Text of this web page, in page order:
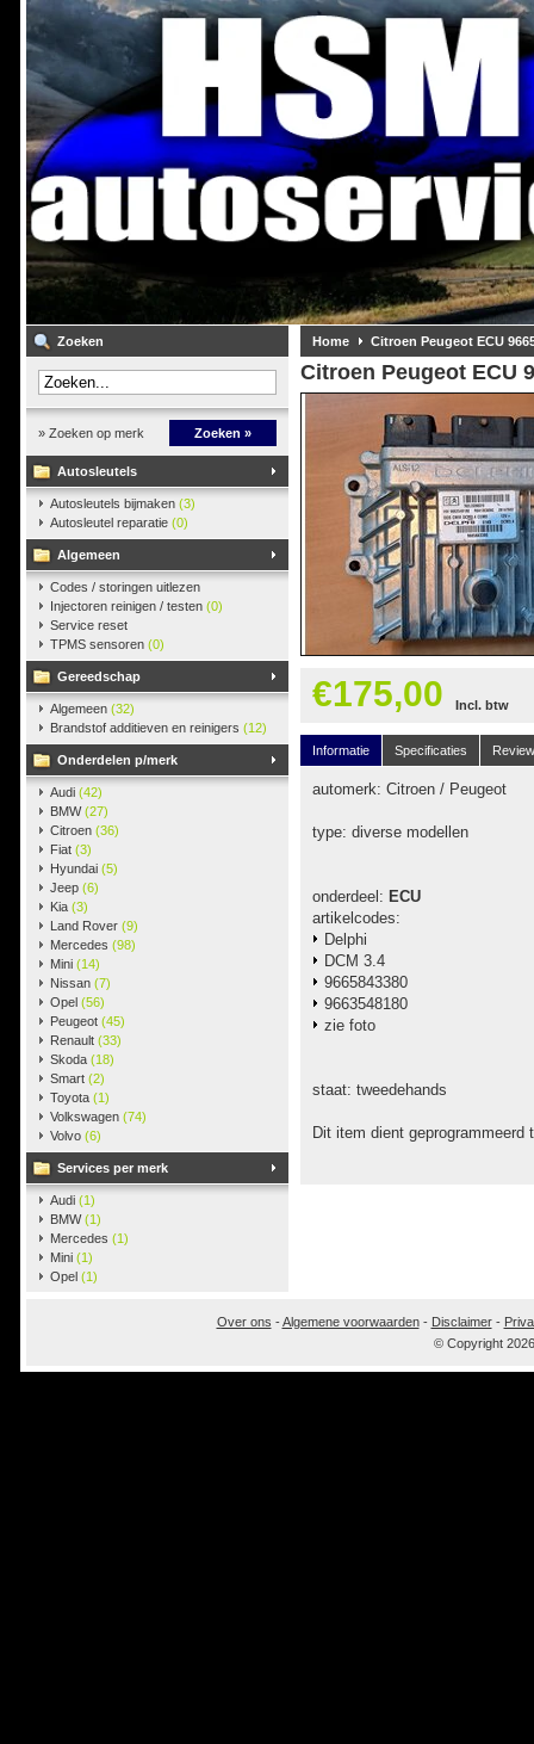
Zoeken
» Zoeken op merk Zoeken »
Autosleutels
Autosleutels bijmaken (3)
Autosleutel reparatie (0)
Algemeen
Codes / storingen uitlezen
Injectoren reinigen / testen (0)
Service reset
TPMS sensoren (0)
Gereedschap
Algemeen (32)
Brandstof additieven en reinigers (12)
Onderdelen p/merk
Audi (42)
BMW(27)
Citroen (36)
Fiat (3)
Hyundai (5)
Jeep (6)
Kia (3)
Land Rover (9)
Mercedes (98)
Mini (14)
Nissan (7)
Opel (56)
Peugeot (45)
Renault (33)
Skoda (18)
Smart (2)
Toyota (1)
Volkswagen (74)
Volvo (6)
Services per merk
Audi (1)
BMW(1)
Mercedes (1)
Mini (1)
Opel (1)
Home Citroen Peugeot ECU
Citroen Peugeot ECU
€175,00 Incl. btw
Informatie Specificaties
automerk: Citroen / Peugeot
type: diverse modellen
onderdeel: ECU
artikelcodes:
Delphi
DCM 3.4
9665843380
9663548180
zie foto
staat: tweedehands
Dit item dient geprogrammeerd
Over ons -Algemene voorwaarden- Disclaimer-
© Copyright